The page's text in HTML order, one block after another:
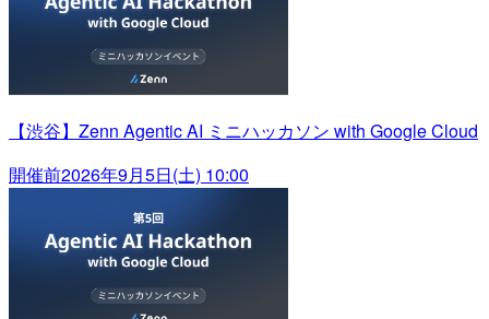
【渋谷】Zenn Agentic AI ミニハッカソン with Google Cloud
開催前2026年9月5日(土) 10:00